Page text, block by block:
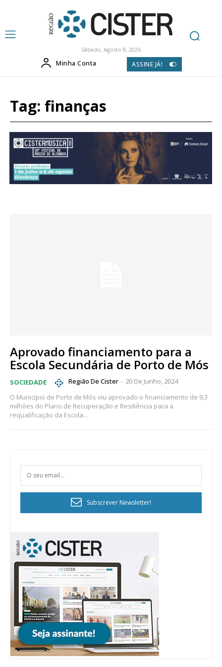
Sábado, Agosto 8, 2026
Minha Conta ASSINE JÁ!
Tag: finanças
Aprovado financiamento para a
Escola Secundária de Porto de Mós
SOCIEDADE Região De Cister - 20 De Junho, 2024
O Município de Porto de Mós viu aprovado o financiamento de 9,3
milhões do Plano de Recuperação e Resiliência para a
requalificação da Escola...
Subscrever Newsletter!